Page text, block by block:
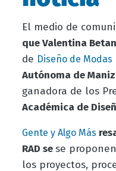
El medio de
queValentina
de Diseño de Modas
Autónoma de
ganadora de los
Académica de
Gente y Algo Más
RAD sese
los proyectos,